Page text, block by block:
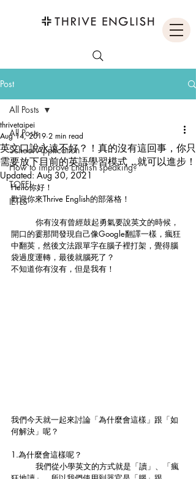
Post
All Posts
School Application
How to improve English speaking?
TOEFL
IETLS
All Posts
英文口說永遠不好？！真的沒有這回事，你只
需要放下目前的英語學習模式，就可以進步！
thrivetaipei
Aug 14, 2019 2 min read
Updated: Aug 30, 2021
Hello你好！
歡迎你來Thrive English的部落格！
開口的霎那間發現自己像Google翻譯一樣，瘋狂
中翻英，然後文法跟單字在腦子裡打架，覺得腦
袋過度運轉，最後就腦死了？
不知道你有沒有，但是我有！
我們今天就一起來討論「為什麼會這樣」跟「如
何解決」呢？
1.為什麼會這樣呢？